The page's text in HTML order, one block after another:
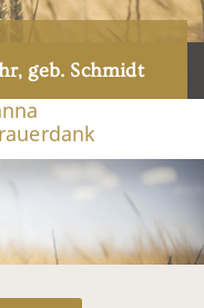
geb. Schmidt